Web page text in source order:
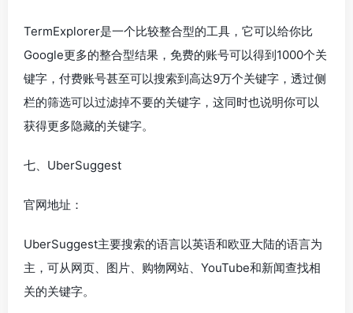
TermExplorer是一个比较整合型的工具，它可以给你比
Google更多的整合型结果，免费的账号可以得到1000个关
键字，付费账号甚至可以搜索到高达9万个关键字，透过侧
栏的筛选可以过滤掉不要的关键字，这同时也说明你可以
获得更多隐藏的关键字。
七、UberSuggest
官网地址：
UberSuggest主要搜索的语言以英语和欧亚大陆的语言为
主，可从网页、图片、购物网站、YouTube和新闻查找相
关的关键字。